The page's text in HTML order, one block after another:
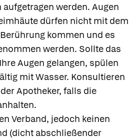
werden. Augen
dürfen nicht mit dem
kommen und es
werden. Sollte das
Augen gelangen, spülen
mit Wasser. Konsultieren
Apotheker, falls die
Verband, jedoch keinen
(dicht abschließender